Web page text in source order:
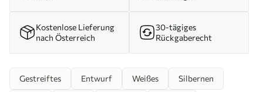
Kostenlose Lieferung
nach Österreich
30-tägiges
Rückgaberecht
Gestreiftes Entwurf Weißes Silbernen